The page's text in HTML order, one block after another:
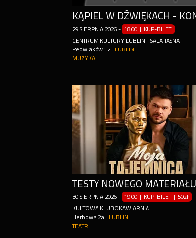
29 SIERPNIA 2026 - 18:00 | KUP-BILET
CENTRUM KULTURY LUBLIN - SALA JASNA
Peowiaków 12
LUBLIN
MUZYKA
30 SIERPNIA 2026 - 19:00 | KUP-BILET | 50zł
KULTOWA KLUBOKAWIARNIA
Herbowa 2a
LUBLIN
TEATR